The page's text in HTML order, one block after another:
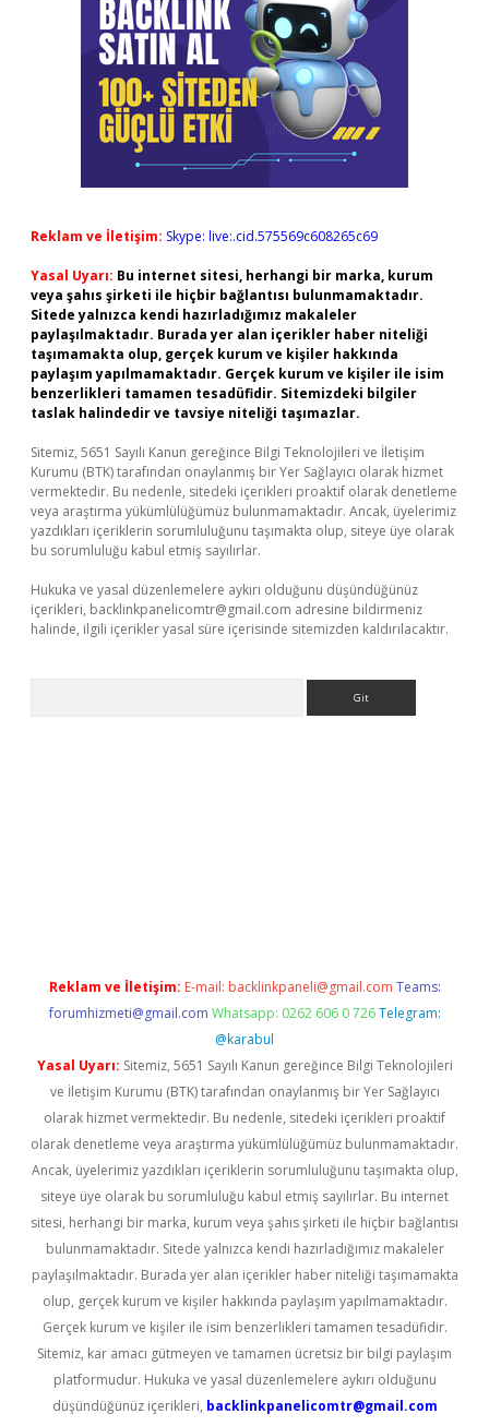
Reklam ve İletişim: Skype: live:.cid.575569c608265c69
Yasal Uyarı: Bu internet sitesi, herhangi bir marka, kurum
veya şahıs şirketi ile hiçbir bağlantısı bulunmamaktadır.
Sitede yalnızca kendi hazırladığımız makaleler
paylaşılmaktadır. Burada yer alan içerikler haber niteliği
taşımamakta olup, gerçek kurum ve kişiler hakkında
paylaşım yapılmamaktadır. Gerçek kurum ve kişiler ile isim
benzerlikleri tamamen tesadüfidir. Sitemizdeki bilgiler
taslak halindedir ve tavsiye niteliği taşımazlar.
Sitemiz, 5651 Sayılı Kanun gereğince Bilgi Teknolojileri ve İletişim
Kurumu (BTK) tarafından onaylanmış bir Yer Sağlayıcı olarak hizmet
vermektedir. Bu nedenle, sitedeki içerikleri proaktif olarak denetleme
veya araştırma yükümlülüğümüz bulunmamaktadır. Ancak, üyelerimiz
yazdıkları içeriklerin sorumluluğunu taşımakta olup, siteye üye olarak
bu sorumluluğu kabul etmiş sayılırlar.
Hukuka ve yasal düzenlemelere aykırı olduğunu düşündüğünüz
içerikleri, backlinkpanelicomtr@gmail.com adresine bildirmeniz
halinde, ilgili içerikler yasal süre içerisinde sitemizden kaldırılacaktır.
Reklam ve İletişim: E-mail: backlinkpaneli@gmail.com Teams:
forumhizmeti@gmail.com Whatsapp: 0262 606 0 726 Telegram:
@karabul
Yasal Uyarı: Sitemiz, 5651 Sayılı Kanun gereğince Bilgi Teknolojileri
ve İletişim Kurumu (BTK) tarafından onaylanmış bir Yer Sağlayıcı
olarak hizmet vermektedir. Bu nedenle, sitedeki içerikleri proaktif
olarak denetleme veya araştırma yükümlülüğümüz bulunmamaktadır.
Ancak, üyelerimiz yazdıkları içeriklerin sorumluluğunu taşımakta olup,
siteye üye olarak bu sorumluluğu kabul etmiş sayılırlar. Bu internet
sitesi, herhangi bir marka, kurum veya şahıs şirketi ile hiçbir bağlantısı
bulunmamaktadır. Sitede yalnızca kendi hazırladığımız makaleler
paylaşılmaktadır. Burada yer alan içerikler haber niteliği taşımamakta
olup, gerçek kurum ve kişiler hakkında paylaşım yapılmamaktadır.
Gerçek kurum ve kişiler ile isim benzerlikleri tamamen tesadüfidir.
Sitemiz, kar amacı gütmeyen ve tamamen ücretsiz bir bilgi paylaşım
platformudur. Hukuka ve yasal düzenlemelere aykırı olduğunu
düşündüğünüz içerikleri, backlinkpanelicomtr@gmail.com